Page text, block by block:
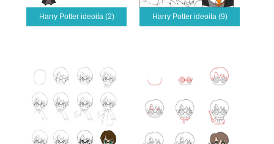
Harry Potter ideoita (2) Harry Potter ideoita (9)